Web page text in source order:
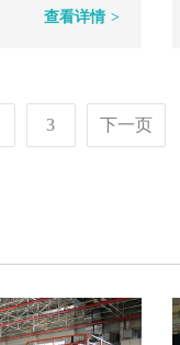
查看详情 >
3 下一页